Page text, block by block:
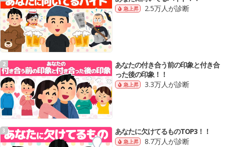
急上昇 2.5万人が診断
2
あなたの付き合う前の印象と付き合
った後の印象！！
急上昇 3.3万人が診断
3 あなたに欠けてるものTOP3！！
急上昇 8.7万人が診断